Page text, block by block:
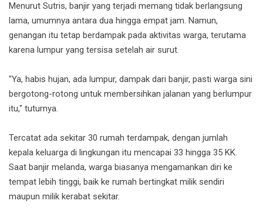
Menurut Sutris, banjir yang terjadi memang tidak berlangsung
lama, umumnya antara dua hingga empat jam. Namun,
genangan itu tetap berdampak pada aktivitas warga, terutama
karena lumpur yang tersisa setelah air surut.
"Ya, habis hujan, ada lumpur, dampak dari banjir, pasti warga sini
bergotong-rotong untuk membersihkan jalanan yang berlumpur
itu," tuturnya.
Tercatat ada sekitar 30 rumah terdampak, dengan jumlah
kepala keluarga di lingkungan itu mencapai 33 hingga 35 KK.
Saat banjir melanda, warga biasanya mengamankan diri ke
tempat lebih tinggi, baik ke rumah bertingkat milik sendiri
maupun milik kerabat sekitar.